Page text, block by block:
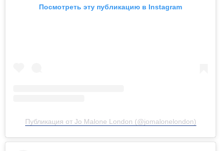
Посмотреть эту публикацию в Instagram
Публикация от Jo Malone London (@jomalonelondon)